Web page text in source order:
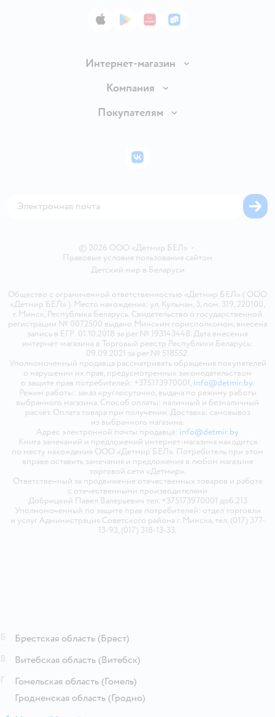
App StoreGoogle Play
AppGallery
RuStore
Интернет-магазин
Доставка и оплата
Правила продажи
Политика использования файлов cookie
Компания
Вакансии
Покупателям
Бонусные карты
© 2026 ООО «Детмир БЕЛ» •
Правовые условия пользования сайтом
Детский мир в Беларуси
Общество с ограниченной ответственностью «Детмир БЕЛ» ( ООО
«Детмир БЕЛ» ). Место нахождения: ул. Кульман, 3, пом. 319, 220100,
г. Минск, Республика Беларусь. Свидетельство о государственной
регистрации № 0072500 выдано Минским горисполкомом, внесена
запись в ЕГР 01.10.2018 за рег.№ 193143448. Дата внесения
интернет-магазина в Торговый реестр Республики Беларусь:
09.09.2021 за рег.№ 518552.
Уполномоченный продавца рассматривать обращения покупателей
о нарушении их прав, предусмотренных законодательством
о защите прав потребителей: +375173970001, info@detmir.by.
Режим работы: заказ круглосуточно, выдача по режиму работы
выбранного магазина. Способ оплаты: наличный и безналичный
расчёт. Оплата товара при получении. Доставка: самовывоз
из выбранного магазина.
Адрес электронной почты продавца: info@detmir.by
Книга замечаний и предложений интернет-магазина находится
по месту нахождения ООО «Детмир БЕЛ». Потребитель при этом
вправе оставить замечания и предложения в любом магазине
торговой сети «Детмир».
Ответственный за продвижение отечественных товаров и работе
с отечественными производителями
Добрицкий Павел Валерьевич тел. +375173970001 доб.213
Уполномоченный по защите прав потребителей: отдел торговли
и услуг Администрация Советского района г. Минска, тел. (017) 377-
13-93, (017) 318-13-33.
ВКонтакте
Брестская область (Брест)
Витебская область (Витебск)
Гомельская область (Гомель)
Гродненская область (Гродно)